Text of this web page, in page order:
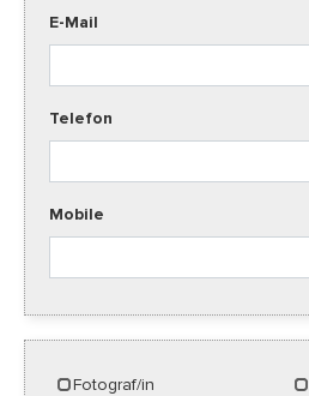
E-Mail
Telefon
Mobile
Fotograf/in